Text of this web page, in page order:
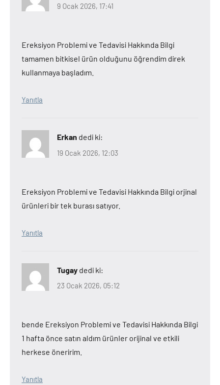
9 Ocak 2026, 17:41
Ereksiyon Problemi ve Tedavisi Hakkında Bilgi
tamamen bitkisel ürün olduğunu öğrendim direk
kullanmaya başladım.
Yanıtla
Erkan dedi ki:
19 Ocak 2026, 12:03
Ereksiyon Problemi ve Tedavisi Hakkında Bilgi orjinal
ürünleri bir tek burası satıyor.
Yanıtla
Tugay dedi ki:
23 Ocak 2026, 05:12
bende Ereksiyon Problemi ve Tedavisi Hakkında Bilgi
1 hafta önce satın aldım ürünler orijinal ve etkili
herkese öneririm.
Yanıtla